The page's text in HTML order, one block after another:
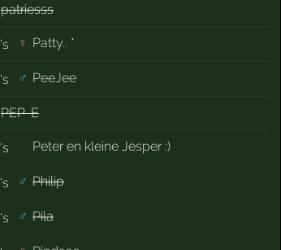
patriesss
♀ Patty.. *
♂ PeeJee
PEP-E
Peter en kleine Jesper :)
♂ Philip
♂ Pila